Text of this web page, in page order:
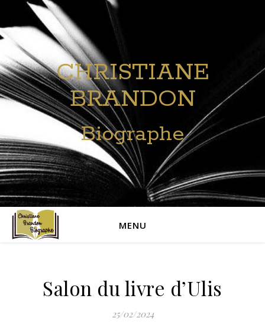
CHRISTIANE
BRANDON
Biographe
MENU
Salon du livre d’Ulis
25/02/2024